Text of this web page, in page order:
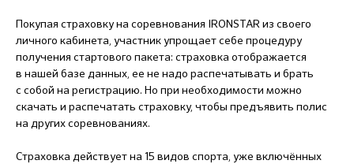
Покупая страховку на соревнования IRONSTAR из своего
личного кабинета, участник упрощает себе процедуру
получения стартового пакета: страховка отображается
в нашей базе данных, ее не надо распечатывать и брать
с собой на регистрацию. Но при необходимости можно
скачать и распечатать страховку, чтобы предъявить полис
на других соревнованиях.
Страховка действует на 15 видов спорта, уже включённых